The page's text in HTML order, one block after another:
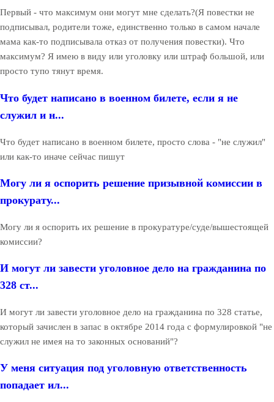
Первый - что максимум они могут мне сделать?(Я повестки не
подписывал, родители тоже, единственно только в самом начале
мама как-то подписывала отказ от получения повестки). Что
максимум? Я имею в виду или уголовку или штраф большой, или
просто тупо тянут время.
Что будет написано в военном билете, если я не
служил и н...
Что будет написано в военном билете, просто слова - "не служил"
или как-то иначе сейчас пишут
Могу ли я оспорить решение призывной комиссии в
прокурату...
Могу ли я оспорить их решение в прокуратуре/суде/вышестоящей
комиссии?
И могут ли завести уголовное дело на гражданина по
328 ст...
И могут ли завести уголовное дело на гражданина по 328 статье,
который зачислен в запас в октябре 2014 года с формулировкой "не
служил не имея на то законных оснований"?
У меня ситуация под уголовную ответственность
попадает ил...